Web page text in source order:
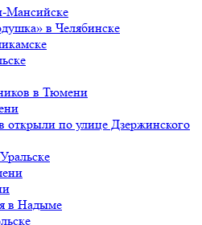
Мансийске
в Челябинске
в Тюмени
открыли по улице Дзержинского
в Надыме